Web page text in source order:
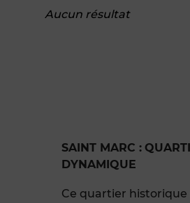
Aucun résultat
SAINT MARC :
DYNAMIQUE
Ce quartier historique